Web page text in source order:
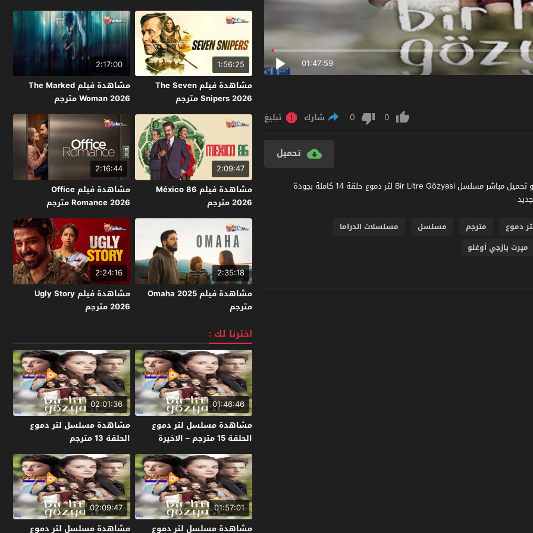
01:47:59
0
0 شارك تبليغ
تحميل
مشاهدة مسلسل لتر دموع الحلقة 14 مترجم عربي اون لاين مشاهدة و تحميل مباشر مسلسل Bir Litre Gözyasi لتر دموع حلقة 14 كاملة بجودة
دموع مترجم مسلسل
مسلسلات الدراما
ميرت يازجي أوغلو
1:56:25
مشاهدة فيلم The Seven
Snipers 2026 مترجم
2:17:00
مشاهدة فيلم The Marked
Woman 2026 مترجم
2:09:47
مشاهدة فيلم México 86
2026 مترجم
2:16:44
مشاهدة فيلم Office
Romance 2026 مترجم
2:35:18
مشاهدة فيلم Omaha 2025
مترجم
2:24:16
مشاهدة فيلم Ugly Story
2026 مترجم
اخترنا لك :
01:46:46
مشاهدة مسلسل لتر دموع
الحلقة 15 مترجم – الاخيرة
02:01:36
مشاهدة مسلسل لتر دموع
الحلقة 13 مترجم
01:57:01
مشاهدة مسلسل لتر دموع
02:09:47
مشاهدة مسلسل لتر دموع